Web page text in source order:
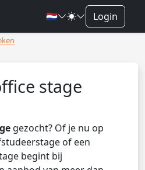
🇳🇱 Login
stage
gezocht? Of je nu op
of een
begint bij